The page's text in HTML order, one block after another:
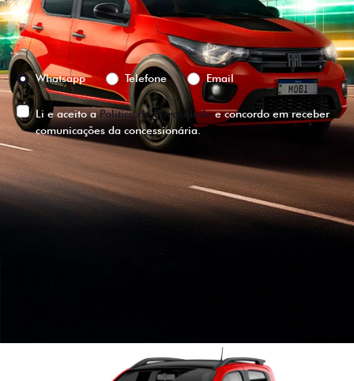
Preferência de contato:
Whatsapp
Telefone Email
Li e aceito aPolítica de Privacidadee concordo em receber
comunicações da concessionária.
ENTRAR EM CONTATO